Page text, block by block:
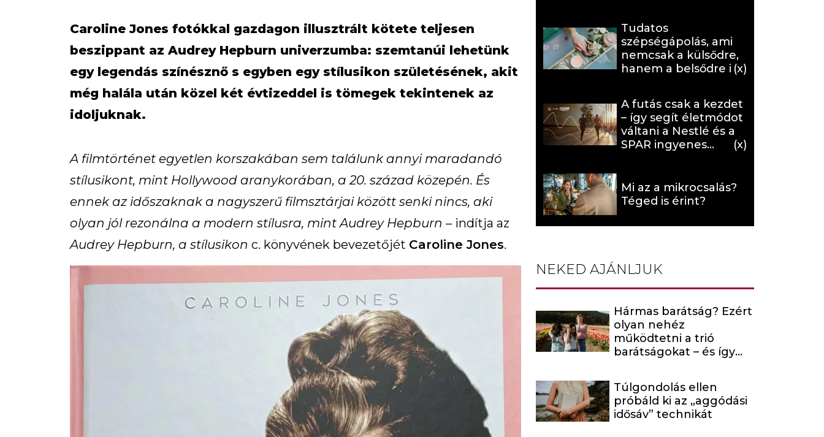
Caroline Jones fotókkal gazdagon illusztrált kötete teljesen
beszippant az Audrey Hepburn univerzumba: szemtanúi lehetünk
egy legendás színésznő s egyben egy stílusikon születésének, akit
még halála után közel két évtizeddel is tömegek tekintenek az
idoljuknak.
A filmtörténet egyetlen korszakában sem találunk annyi maradandó
stílusikont, mint Hollywood aranykorában, a 20. század közepén. És
ennek az időszaknak a nagyszerű filmsztárjai között senki nincs, aki
olyan jól rezonálna a modern stílusra, mint Audrey Hepburn – indítja az
Audrey Hepburn, a stílusikon c. könyvének bevezetőjét Caroline Jones.
Tudatos
szépségápolás, ami
nemcsak a külsődre,
hanem a belsődre is
A futás csak a kezdet
– így segít életmódot
váltani a Nestlé és a
SPAR ingyenes
Mi az a mikrocsalás?
Téged is érint?
NEKED AJÁNLJUK
Hármas barátság? Ezért
olyan nehéz
működtetni a trió
barátságokat – és így
Túlgondolás ellen
próbáld ki az „aggódási
idősáv” technikát